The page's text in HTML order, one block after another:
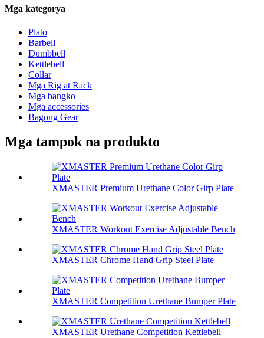
Mga kategorya
Plato
Barbell
Dumbbell
Kettlebell
Collar
Mga Rig at Rack
Mga bangko
Mga accessories
Bagong Gear
Mga tampok na produkto
XMASTER Premium Urethane Color Girp Plate
XMASTER Workout Exercise Adjustable Bench
XMASTER Chrome Hand Grip Steel Plate
XMASTER Competition Urethane Bumper Plate
XMASTER Urethane Competition Kettlebell